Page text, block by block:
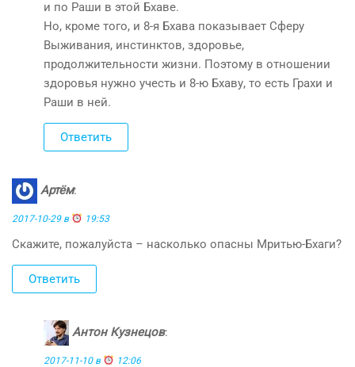
и по Раши в этой Бхаве.
Но, кроме того, и 8-я Бхава показывает Сферу
Выживания, инстинктов, здоровье,
продолжительности жизни. Поэтому в отношении
здоровья нужно учесть и 8-ю Бхаву, то есть Грахи и
Раши в ней.
Ответить
Артём:
2017-10-29 в 19:53
Скажите, пожалуйста – насколько опасны Мритью-Бхаги?
Ответить
Антон Кузнецов:
2017-11-10 в 12:06